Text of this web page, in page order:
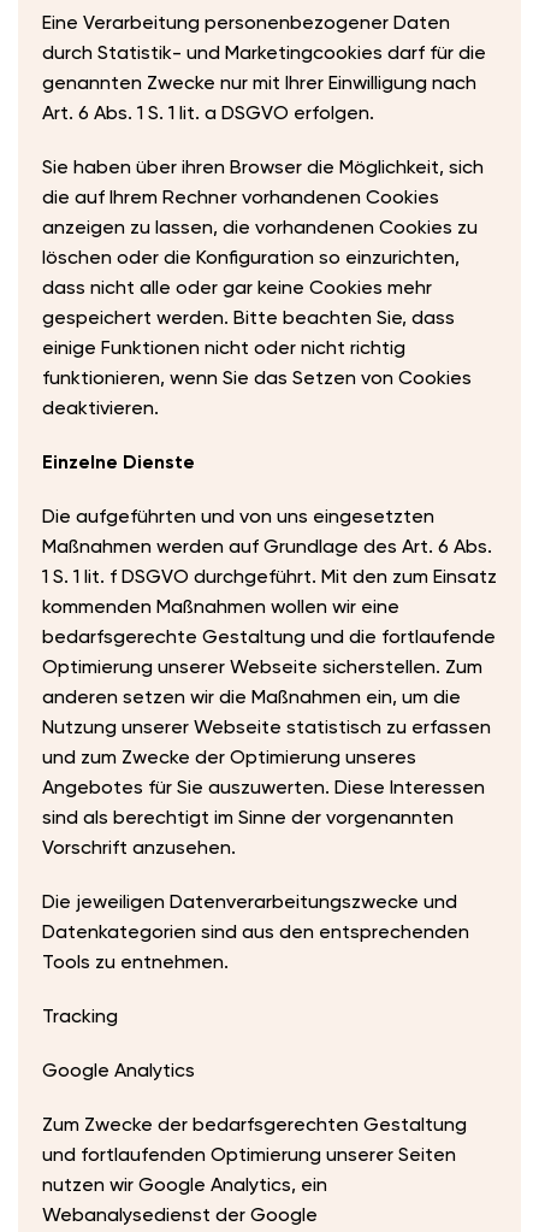
Eine Verarbeitung personenbezogener Daten
durch Statistik- und Marketingcookies darf für die
genannten Zwecke nur mit Ihrer Einwilligung nach
Art. 6 Abs. 1 S. 1 lit. a DSGVO erfolgen.
Sie haben über ihren Browser die Möglichkeit, sich
die auf Ihrem Rechner vorhandenen Cookies
anzeigen zu lassen, die vorhandenen Cookies zu
löschen oder die Konfiguration so einzurichten,
dass nicht alle oder gar keine Cookies mehr
gespeichert werden. Bitte beachten Sie, dass
einige Funktionen nicht oder nicht richtig
funktionieren, wenn Sie das Setzen von Cookies
deaktivieren.
Einzelne Dienste
Die aufgeführten und von uns eingesetzten
Maßnahmen werden auf Grundlage des Art. 6 Abs.
1 S. 1 lit. f DSGVO durchgeführt. Mit den zum Einsatz
kommenden Maßnahmen wollen wir eine
bedarfsgerechte Gestaltung und die fortlaufende
Optimierung unserer Webseite sicherstellen. Zum
anderen setzen wir die Maßnahmen ein, um die
Nutzung unserer Webseite statistisch zu erfassen
und zum Zwecke der Optimierung unseres
Angebotes für Sie auszuwerten. Diese Interessen
sind als berechtigt im Sinne der vorgenannten
Vorschrift anzusehen.
Die jeweiligen Datenverarbeitungszwecke und
Datenkategorien sind aus den entsprechenden
Tools zu entnehmen.
Tracking
Google Analytics
Zum Zwecke der bedarfsgerechten Gestaltung
und fortlaufenden Optimierung unserer Seiten
nutzen wir Google Analytics, ein
Webanalysedienst der Google